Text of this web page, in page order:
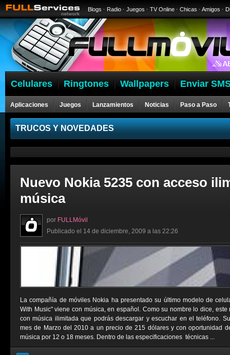
Blogs · Radio · Juegos · TV Online · Chicas · Amigos ·
Celulares Ringtones Wallpapers Enviar
Aplicaciones Juegos Lanzamientos Noticias Paso a Paso
Celulares
TRUCOS Y NOVEDADES
Nuevo Nokia 5235 con acceso
música
por FULLMóvil
Publicado el 14 de diciembre, 2009 a las 22:26
La compañía de móviles Nokia ha presentado su último modelo de
With Music" viene con música, en español. Como su nombre lo dice,
con música ilimitada que podrás descargar y escuchar en el teléfono.
mes de Marzo del 2010 a un precio de 215 dólares y con oportunidad
música por 12 o 18 meses. Dentro de las especificaciones técnicas ...